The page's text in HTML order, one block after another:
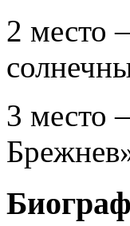
2 место
3 место